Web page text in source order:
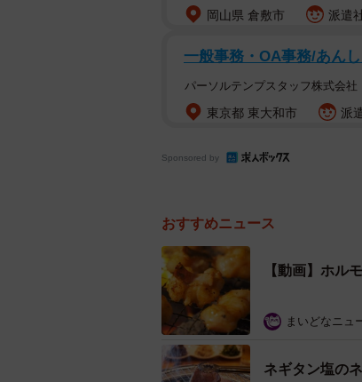
ホルモンは「皮の部分」から
岡山県 倉敷市 派遣
一般事務・OA事務/あん
パーソルテンプスタッフ株式会社
東京都 東大和市 派
Sponsored by
おすすめニュース
【動画】ホル
まいどなニュ
ネギタン塩の